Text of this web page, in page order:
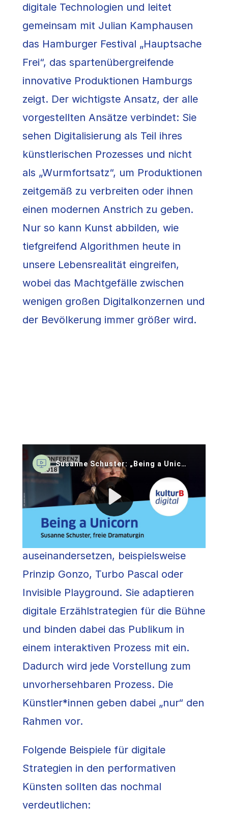
digitale Technologien und leitet
gemeinsam mit Julian Kamphausen
das Hamburger Festival „Hauptsache
Frei“, das spartenübergreifende
innovative Produktionen Hamburgs
zeigt. Der wichtigste Ansatz, der alle
vorgestellten Ansätze verbindet: Sie
sehen Digitalisierung als Teil ihres
künstlerischen Prozesses und nicht
als „Wurmfortsatz“, um Produktionen
zeitgemäß zu verbreiten oder ihnen
einen modernen Anstrich zu geben.
Nur so kann Kunst abbilden, wie
tiefgreifend Algorithmen heute in
unsere Lebensrealität eingreifen,
wobei das Machtgefälle zwischen
wenigen großen Digitalkonzernen und
der Bevölkerung immer größer wird.
Was heißt das für die künstlerische
Praxis? Es gibt unzählige Ansätze und
viele freie Gruppen in den
performativen Künsten, die sich mit
diesen Themen auf der Bühne
auseinandersetzen, beispielsweise
Prinzip Gonzo, Turbo Pascal oder
Invisible Playground. Sie adaptieren
digitale Erzählstrategien für die Bühne
und binden dabei das Publikum in
einem interaktiven Prozess mit ein.
Dadurch wird jede Vorstellung zum
unvorhersehbaren Prozess. Die
Künstler*innen geben dabei „nur“ den
Rahmen vor.
Folgende Beispiele für digitale
Strategien in den performativen
Künsten sollten das nochmal
verdeutlichen: